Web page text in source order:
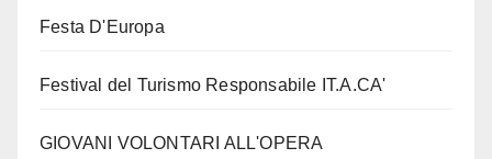
Festa D'Europa
Festival del Turismo Responsabile IT.A.CA'
GIOVANI VOLONTARI ALL'OPERA